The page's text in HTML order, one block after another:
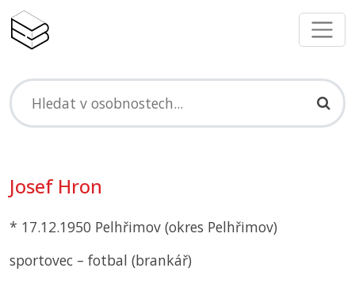
Josef Hron
* 17.12.1950 Pelhřimov (okres Pelhřimov)
sportovec – fotbal (brankář)